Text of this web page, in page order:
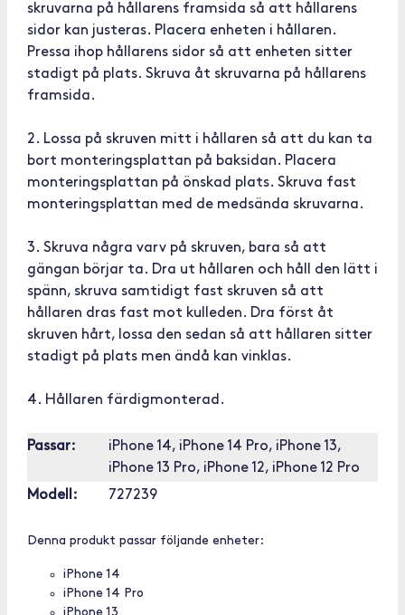
skruvarna på hållarens framsida så att hållarens
sidor kan justeras. Placera enheten i hållaren.
Pressa ihop hållarens sidor så att enheten sitter
stadigt på plats. Skruva åt skruvarna på hållarens
framsida.
2. Lossa på skruven mitt i hållaren så att du kan ta
bort monteringsplattan på baksidan. Placera
monteringsplattan på önskad plats. Skruva fast
monteringsplattan med de medsända skruvarna.
3. Skruva några varv på skruven, bara så att
gängan börjar ta. Dra ut hållaren och håll den lätt i
spänn, skruva samtidigt fast skruven så att
hållaren dras fast mot kulleden. Dra först åt
skruven hårt, lossa den sedan så att hållaren sitter
stadigt på plats men ändå kan vinklas.
4. Hållaren färdigmonterad.
Passar:
iPhone 14, iPhone 14 Pro, iPhone 13,
iPhone 13 Pro, iPhone 12, iPhone 12 Pro
Modell:
727239
Denna produkt passar följande enheter:
iPhone 14
iPhone 14 Pro